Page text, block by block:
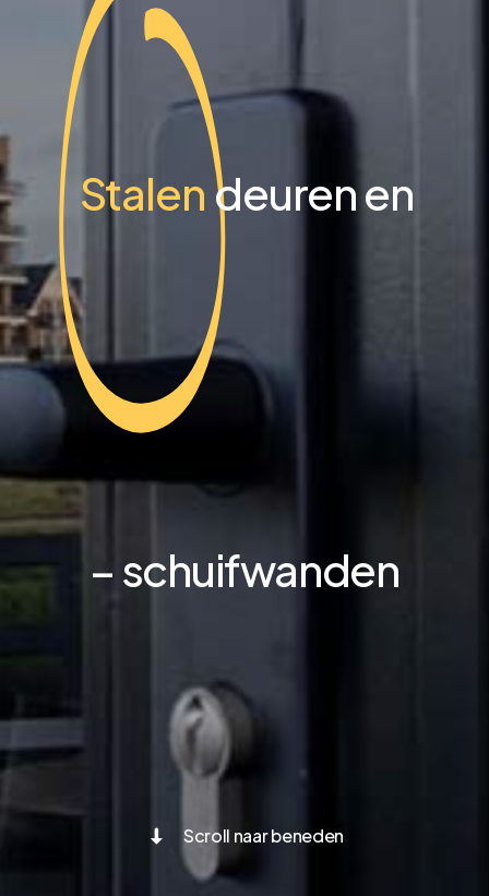
Stalen deuren en
– schuifwanden
Scroll naarbeneden